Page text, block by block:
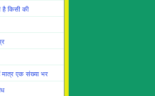
है किसी की
मात्र एक संख्या भर